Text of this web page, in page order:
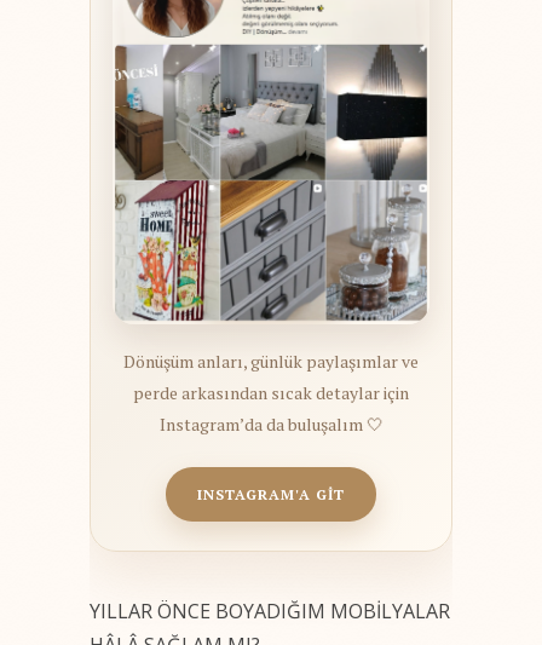
Dönüşüm anları, günlük paylaşımlar ve
perde arkasından sıcak detaylar için
Instagram’da da buluşalım 🤍
INSTAGRAM'A GİT
YILLAR ÖNCE BOYADIĞIM MOBİLYALAR